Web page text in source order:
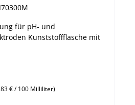
für pH- und
Kunststoffflasche mit
€ / 100 Milliliter)